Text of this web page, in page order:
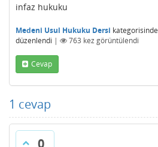
infaz hukuku
Medeni Usul Hukuku Dersi kategorisinde
düzenlendi | 763 kez görüntülendi
Cevap
1 cevap
0